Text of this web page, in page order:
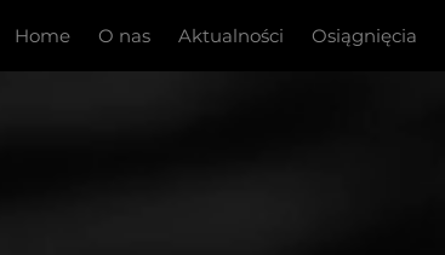
Home O nas Aktualności Osiągnięcia